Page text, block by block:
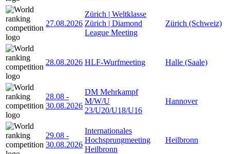
27.08.2026
Zürich | Weltklasse
Zürich | Diamond
League Meeting
Zürich (Schweiz)
28.08.2026 HLF-Wurfmeeting Halle (Saale)
28.08 -
30.08.2026
DM Mehrkampf
M/W/U
23/U20/U18/U16
Hannover
29.08 -
30.08.2026
Internationales
Hochsprungmeeting
Heilbronn
Heilbronn